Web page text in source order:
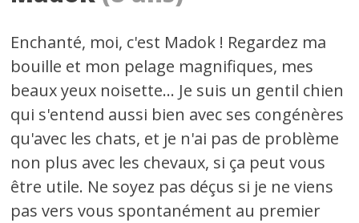
Enchanté, moi, c'est Madok ! Regardez ma
bouille et mon pelage magnifiques, mes
beaux yeux noisette... Je suis un gentil chien
qui s'entend aussi bien avec ses congénères
qu'avec les chats, et je n'ai pas de problème
non plus avec les chevaux, si ça peut vous
être utile. Ne soyez pas déçus si je ne viens
pas vers vous spontanément au premier